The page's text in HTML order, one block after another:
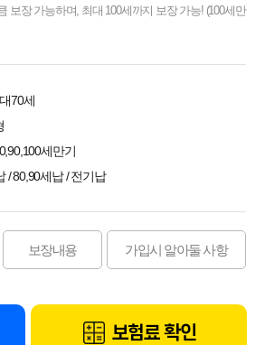
보장 가능하며, 최대 100세까지 보장 가능! (100세만
70세
세만기
/ 80,90세납 / 전기납
보장내용 가입시 알아둘 사항
보험료 확인